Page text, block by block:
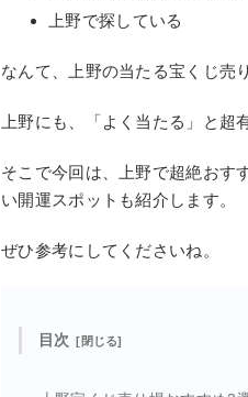
上野で探している
なんて、上野の当たる宝くじ売
上野にも、「よく当たる」と超
そこで今回は、上野で超絶おす
い開運スポットも紹介します。
ぜひ参考にしてくださいね。
目次